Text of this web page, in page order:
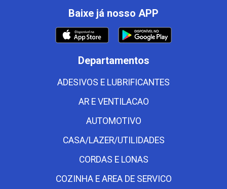
Baixe já nosso APP
Departamentos
ADESIVOS E LUBRIFICANTES
AR E VENTILACAO
AUTOMOTIVO
CASA/LAZER/UTILIDADES
CORDAS E LONAS
COZINHA E AREA DE SERVICO